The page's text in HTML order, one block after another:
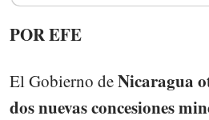
POR EFE
El Gobierno deNicaragua
dos nuevas concesiones